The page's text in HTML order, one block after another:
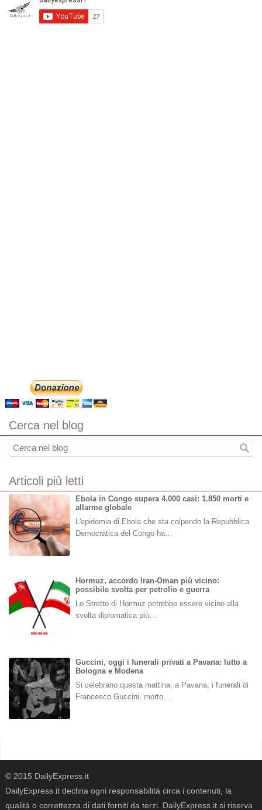
Cerca nel blog
Articoli più letti
Ebola in Congo supera 4.000 casi: 1.850 morti e
allarme globale
L'epidemia di Ebola che sta colpendo la Repubblica
Democratica del Congo ha…
Hormuz, accordo Iran-Oman più vicino:
possibile svolta per petrolio e guerra
Lo Stretto di Hormuz potrebbe essere vicino alla
svolta diplomatica più…
Guccini, oggi i funerali privati a Pavana: lutto a
Bologna e Modena
Si celebrano questa mattina, a Pavana, i funerali di
Francesco Guccini, morto…
© 2015 DailyExpress.it
DailyExpress.it declina ogni responsabilità circa i contenuti, la
qualità o correttezza di dati forniti da terzi. DailyExpress.it si riserva